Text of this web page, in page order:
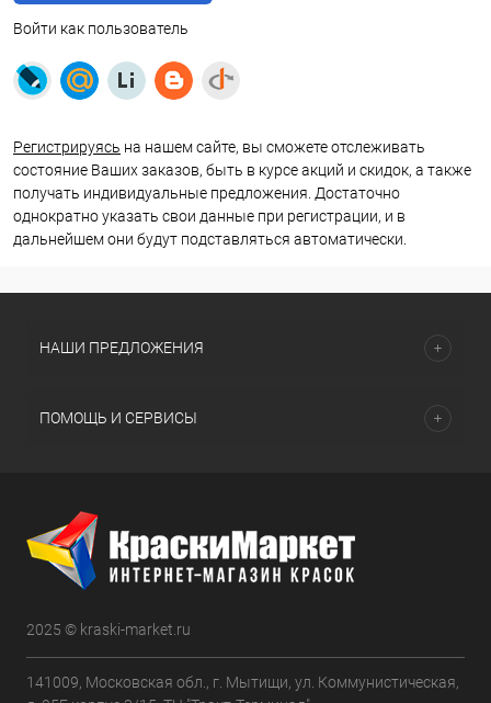
Войти как пользователь
Регистрируясь на нашем сайте, вы сможете отслеживать
состояние Ваших заказов, быть в курсе акций и скидок, а также
получать индивидуальные предложения. Достаточно
однократно указать свои данные при регистрации, и в
дальнейшем они будут подставляться автоматически.
НАШИ ПРЕДЛОЖЕНИЯ
ПОМОЩЬ И СЕРВИСЫ
2025 © kraski-market.ru
141009, Московская обл., г. Мытищи, ул. Коммунистическая,